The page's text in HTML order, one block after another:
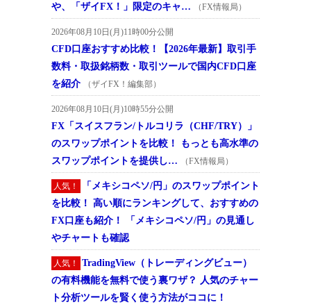
や、「ザイFX！」限定のキャ…
（FX情報局）
2026年08月10日(月)11時00分公開
CFD口座おすすめ比較！【2026年最新】取引手
数料・取扱銘柄数・取引ツールで国内CFD口座
を紹介
（ザイFX！編集部）
2026年08月10日(月)10時55分公開
FX「スイスフラン/トルコリラ（CHF/TRY）」
のスワップポイントを比較！ もっとも高水準の
スワップポイントを提供し…
（FX情報局）
人気！
「メキシコペソ/円」のスワップポイント
を比較！ 高い順にランキングして、おすすめの
FX口座も紹介！ 「メキシコペソ/円」の見通し
やチャートも確認
人気！
TradingView（トレーディングビュー）
の有料機能を無料で使う裏ワザ？ 人気のチャー
ト分析ツールを賢く使う方法がココに！